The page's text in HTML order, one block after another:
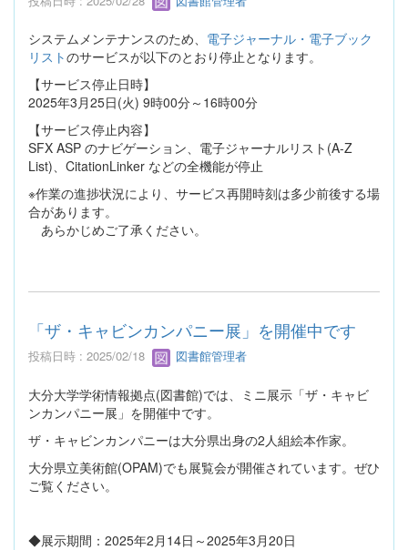
システムメンテナンスのため、 電子ジャーナル・電子ブック
リストのサービスが以下のとおり停止となります。
【サービス停止日時】
2025年3月25日(火) 9時00分～16時00分
【サービス停止内容】
SFX ASP のナビゲーション、電子ジャーナルリスト(A-Z
List)、CitationLinker などの全機能が停止
※作業の進捗状況により、サービス再開時刻は多少前後する場
合があります。
あらかじめご了承ください。
「ザ・キャビンカンパニー展」を開催中です
投稿日時 : 2025/02/18 図書館管理者
大分大学学術情報拠点(図書館)では、ミニ展示「ザ・キャビ
ンカンパニー展」を開催中です。
ザ・キャビンカンパニーは大分県出身の2人組絵本作家。
大分県立美術館(OPAM)でも展覧会が開催されています。ぜひ
ご覧ください。
◆展示期間：2025年2月14日～2025年3月20日